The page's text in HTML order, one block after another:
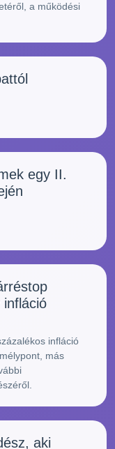
a működési
egy II.
infláció
infláció
más
aki